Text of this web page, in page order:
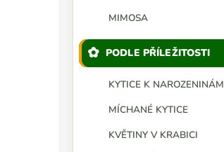
MIMOSA
PODLE PŘÍLEŽITOSTI
KYTICE K NAROZENINÁM
MÍCHANÉ KYTICE
KVĚTINY V KRABICI